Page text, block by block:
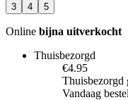
3 4 5
Online bijna uitverkocht
Thuisbezorgd
€4.95
Thuisbezorgd
Vandaag